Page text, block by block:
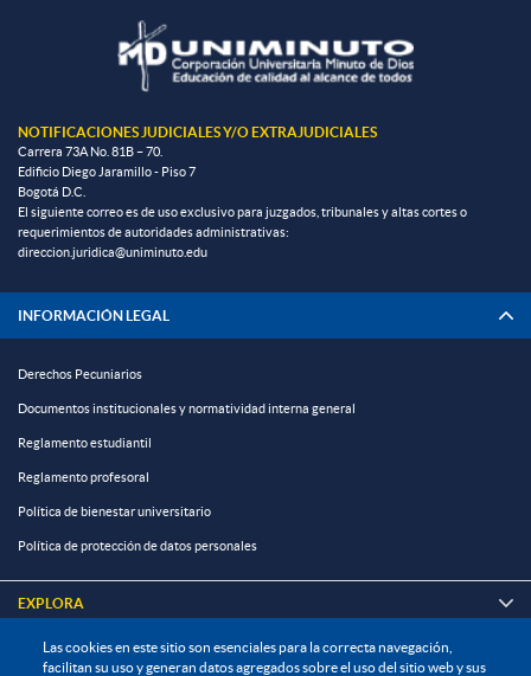
Las cookies en este sitio son esenciales para la correcta navegación,
facilitan su uso y generan datos agregados sobre el uso del sitio web y sus
NOTIFICACIONES JUDICIALES Y/O EXTRAJUDICIALES
Carrera 73A No. 81B – 70.
Edificio Diego Jaramillo - Piso 7
Bogotá D.C.
El siguiente correo es de uso exclusivo para juzgados, tribunales y altas cortes o
requerimientos de autoridades administrativas:
direccion.juridica@uniminuto.edu
INFORMACIÓN LEGAL
Derechos Pecuniarios
Documentos institucionales y normatividad interna general
Reglamento estudiantil
Reglamento profesoral
Política de bienestar universitario
Política de protección de datos personales
EXPLORA 
¡CONÉCTATE CON LA INSTITUCIÓN!